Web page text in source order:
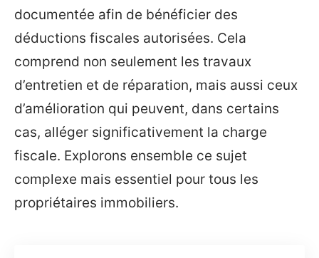
documentée afin de bénéficier des
déductions fiscales autorisées. Cela
comprend non seulement les travaux
d’entretien et de réparation, mais aussi ceux
d’amélioration qui peuvent, dans certains
cas, alléger significativement la charge
fiscale. Explorons ensemble ce sujet
complexe mais essentiel pour tous les
propriétaires immobiliers.